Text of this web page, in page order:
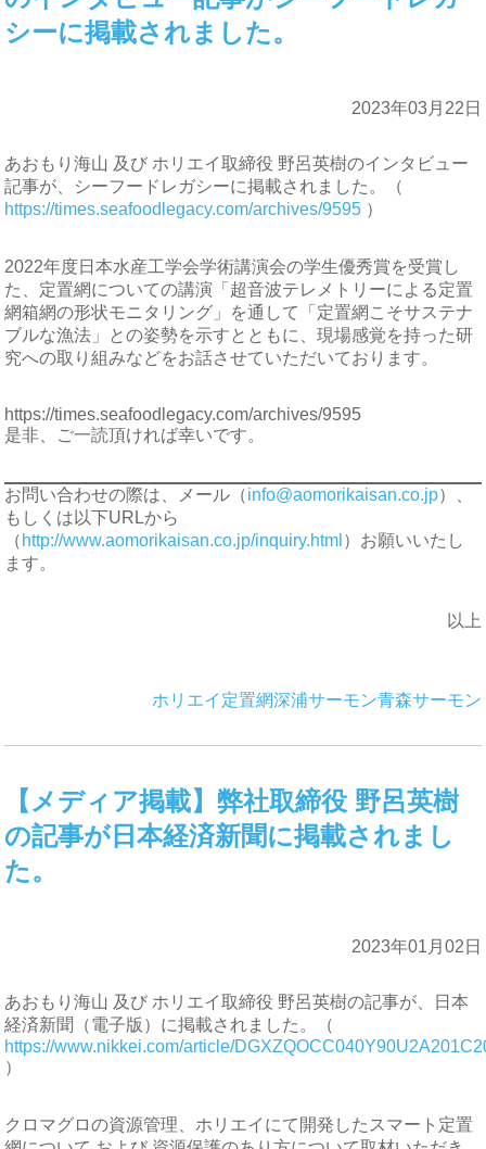
シーに掲載されました。
2023年03月22日
あおもり海山 及び ホリエイ取締役 野呂英樹のインタビュー
記事が、シーフードレガシーに掲載されました。（
https://times.seafoodlegacy.com/archives/9595 ）
2022年度日本水産工学会学術講演会の学生優秀賞を受賞し
た、定置網についての講演「超音波テレメトリーによる定置
網箱網の形状モニタリング」を通して「定置網こそサステナ
ブルな漁法」との姿勢を示すとともに、現場感覚を持った研
究への取り組みなどをお話させていただいております。
https://times.seafoodlegacy.com/archives/9595
是非、ご一読頂ければ幸いです。
お問い合わせの際は、メール（info@aomorikaisan.co.jp）、
もしくは以下URLから
（ http://www.aomorikaisan.co.jp/inquiry.html ）お願いいたし
ます。
以上
ホリエイ 定置網深浦サーモン青森サーモン
【メディア掲載】弊社取締役 野呂英樹
の記事が日本経済新聞に掲載されまし
た。
2023年01月02日
あおもり海山 及び ホリエイ取締役 野呂英樹の記事が、日本
経済新聞（電子版）に掲載されました。（
https://www.nikkei.com/article/
）
クロマグロの資源管理、ホリエイにて開発したスマート定置